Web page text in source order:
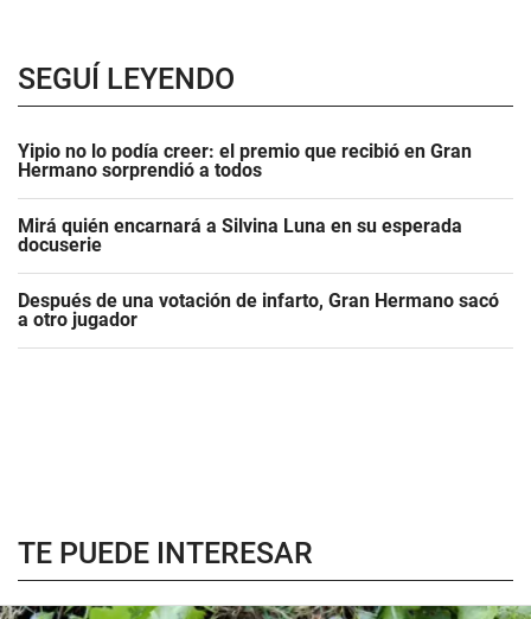
SEGUÍ LEYENDO
Yipio no lo podía creer: el premio que recibió en Gran
Hermano sorprendió a todos
Mirá quién encarnará a Silvina Luna en su esperada
docuserie
Después de una votación de infarto, Gran Hermano sacó
a otro jugador
TE PUEDE INTERESAR